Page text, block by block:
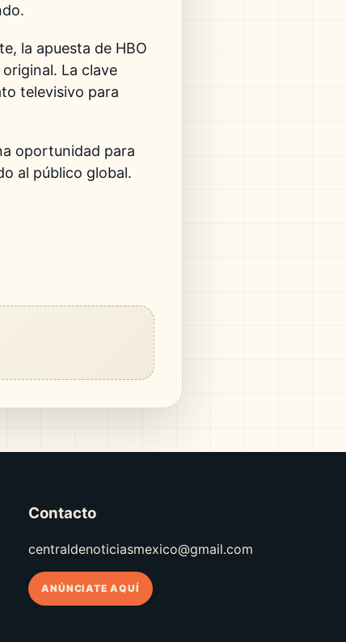
la apuesta de HBO
La clave
televisivo para
oportunidad para
al público global.
Contacto
centraldenoticiasmexico@gmail.com
ANÚNCIATE AQUÍ